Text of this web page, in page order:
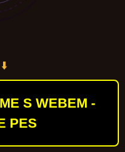
S WEBEM -
PES